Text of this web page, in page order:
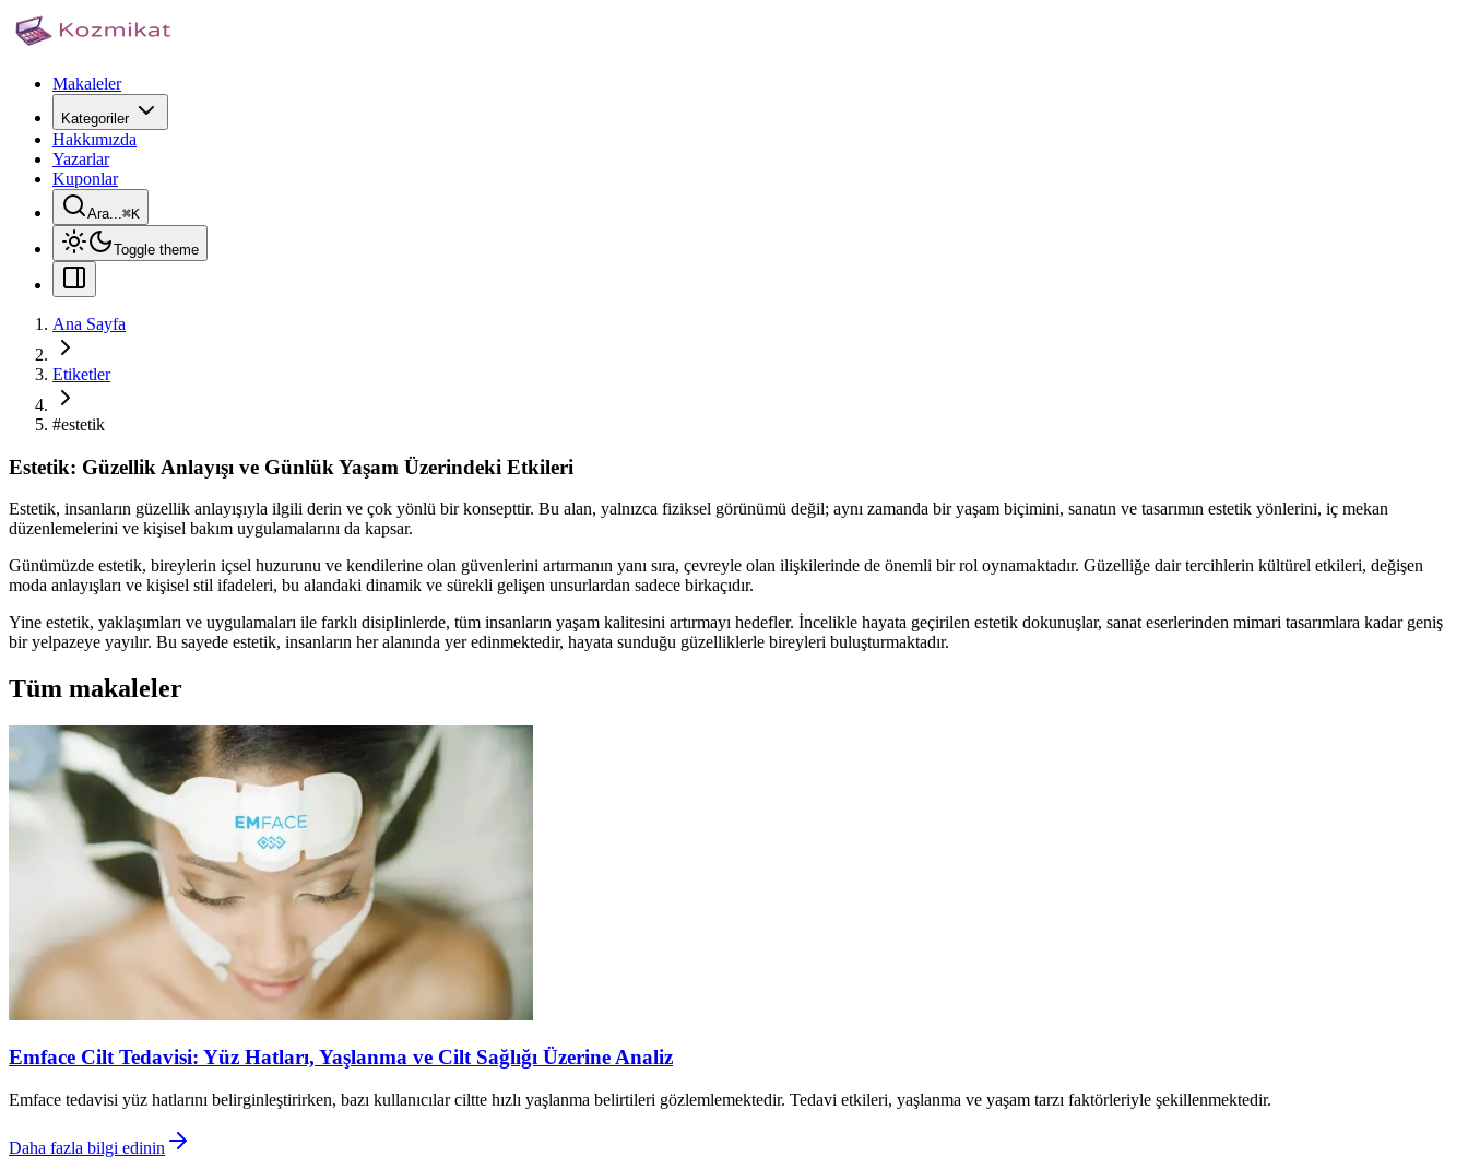
Makaleler
Kategoriler
Hakkımızda
Yazarlar
Kuponlar
Ara...⌘K
Toggle theme
Ana Sayfa
Etiketler
#estetik
Estetik: Güzellik Anlayışı ve Günlük Yaşam Üzerindeki Etkileri
Estetik, insanların güzellik anlayışıyla ilgili derin ve çok yönlü bir konsepttir. Bu alan, yalnızca fiziksel görünümü değil; aynı zamanda bir yaşam biçimini, sanatın ve tasarımın estetik yönlerini, iç mekan
düzenlemelerini ve kişisel bakım uygulamalarını da kapsar.
Günümüzde estetik, bireylerin içsel huzurunu ve kendilerine olan güvenlerini artırmanın yanı sıra, çevreyle olan ilişkilerinde de önemli bir rol oynamaktadır. Güzelliğe dair tercihlerin kültürel etkileri, değişen
moda anlayışları ve kişisel stil ifadeleri, bu alandaki dinamik ve sürekli gelişen unsurlardan sadece birkaçıdır.
Yine estetik, yaklaşımları ve uygulamaları ile farklı disiplinlerde, tüm insanların yaşam kalitesini artırmayı hedefler. İncelikle hayata geçirilen estetik dokunuşlar, sanat eserlerinden mimari tasarımlara kadar geniş
bir yelpazeye yayılır. Bu sayede estetik, insanların her alanında yer edinmektedir, hayata sunduğu güzelliklerle bireyleri buluşturmaktadır.
Tüm makaleler
Emface Cilt Tedavisi: Yüz Hatları, Yaşlanma ve Cilt Sağlığı Üzerine Analiz
Emface tedavisi yüz hatlarını belirginleştirirken, bazı kullanıcılar ciltte hızlı yaşlanma belirtileri gözlemlemektedir. Tedavi etkileri, yaşlanma ve yaşam tarzı faktörleriyle şekillenmektedir.
Daha fazla bilgi edinin